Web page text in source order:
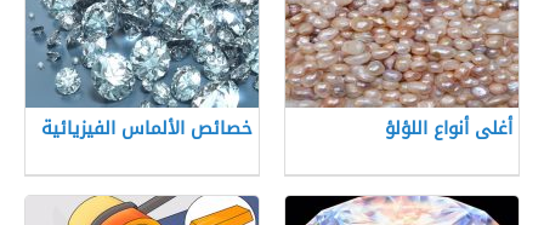
أغلى أنواع اللؤلؤ خصائص الألماس الفيزيائية